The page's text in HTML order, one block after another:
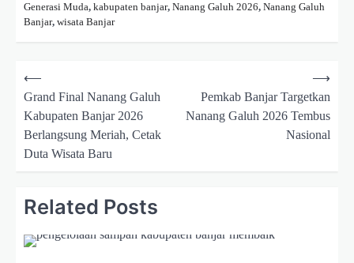
Generasi Muda, kabupaten banjar, Nanang Galuh 2026, Nanang Galuh
Banjar, wisata Banjar
N
g
⟵
Grand Final Nanang Galuh
Kabupaten Banjar 2026
Berlangsung Meriah, Cetak
Duta Wisata Baru
Pemkab Banjar Targetkan
Nanang Galuh 2026 Tembus
Nasional
⟶
Related Posts